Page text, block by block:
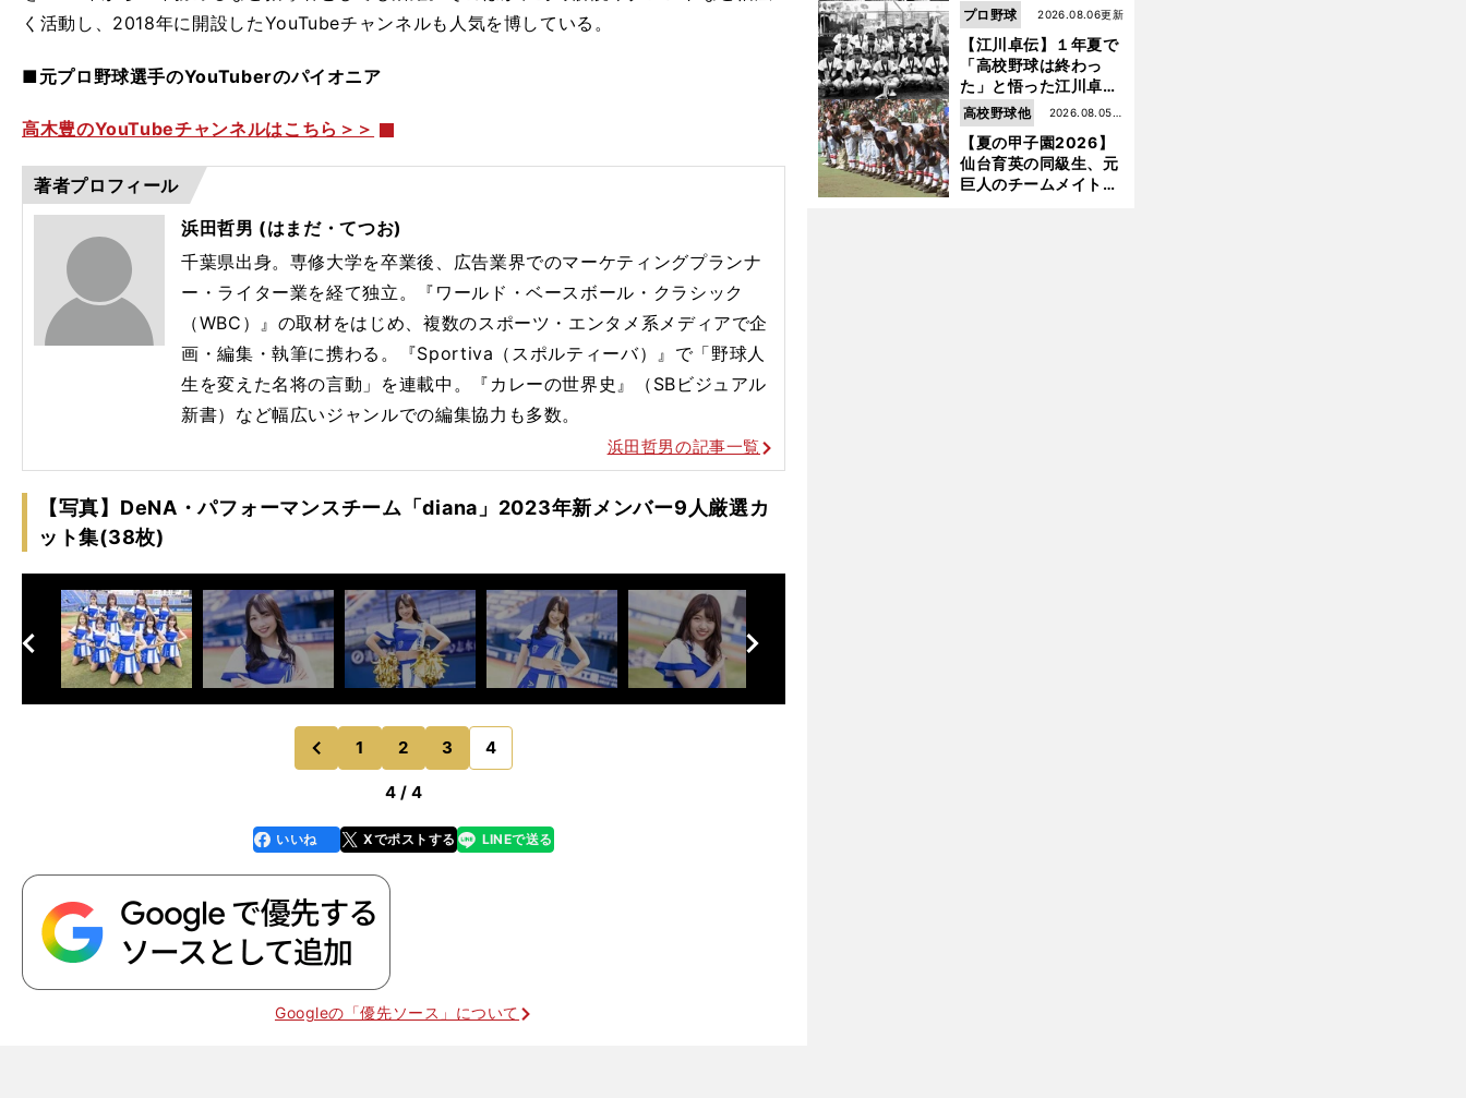
く活動し、2018年に開設したYouTubeチャンネルも人気を博している。
■元プロ野球選手のYouTuberのパイオニア
高木豊のYouTubeチャンネルはこちら＞＞
著者プロフィール
浜田哲男 (はまだ・てつお)
千葉県出身。専修大学を卒業後、広告業界でのマーケティングプランナ
ー・ライター業を経て独立。『ワールド・ベースボール・クラシック
（WBC）』の取材をはじめ、複数のスポーツ・エンタメ系メディアで企
画・編集・執筆に携わる。『Sportiva（スポルティーバ）』で「野球人
生を変えた名将の言動」を連載中。『カレーの世界史』（SBビジュアル
新書）など幅広いジャンルでの編集協力も多数。
浜田哲男の記事一覧
【写真】DeNA・パフォーマンスチーム「diana」2023年新メンバー9人厳選カ
ット集(38枚)
次
へ
前
へ
前
のページへ
1 2 3 4
4 / 4
faceboo
k
いいね Xでポストする
line LINEで送る
Googleの「優先ソース」について
ーンナップと、チーム
の「大きな違い」を語
った
【江川卓伝】１年夏で
「高校野球は終わっ
た」と悟った江川卓の
控え投手は、公式戦わ
ずか16イニングの登板
で大洋から２位指名を
受けた
2026.08.06更新
プロ野球
【夏の甲子園2026】
仙台育英の同級生、元
巨人のチームメイト、
2026.08.05更
高校野球他